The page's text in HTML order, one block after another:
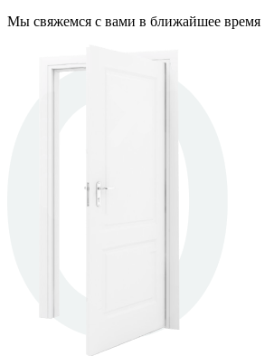
Мы свяжемся с вами в ближайшее время